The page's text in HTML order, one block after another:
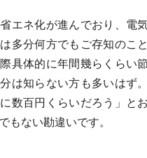
エネ化が進んでおり、電
多分何方でもご存知のこ
具体的に年間幾らくらい
は知らない方も多いはず
数百円くらいだろう」と
もない勘違いです。